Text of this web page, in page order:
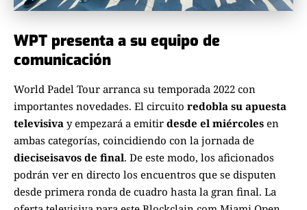
WPT presenta a su equipo de
comunicación
World Padel Tour arranca su temporada 2022 con
importantes novedades. El circuito redobla su apuesta
televisiva y empezará a emitir desde el miércoles en
ambas categorías, coincidiendo con la jornada de
dieciseisavos de final. De este modo, los aficionados
podrán ver en directo los encuentros que se disputen
desde primera ronda de cuadro hasta la gran final. La